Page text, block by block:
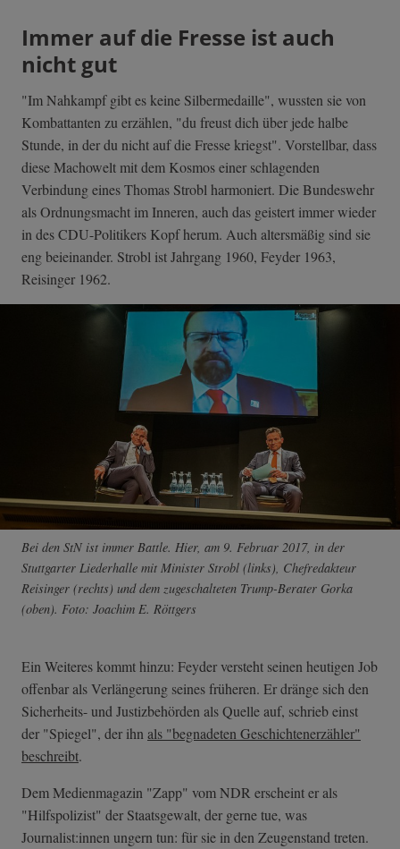
Immer auf die Fresse ist auch
nicht gut
"Im Nahkampf gibt es keine Silbermedaille", wussten sie von
Kombattanten zu erzählen, "du freust dich über jede halbe
Stunde, in der du nicht auf die Fresse kriegst". Vorstellbar, dass
diese Machowelt mit dem Kosmos einer schlagenden
Verbindung eines Thomas Strobl harmoniert. Die Bundeswehr
als Ordnungsmacht im Inneren, auch das geistert immer wieder
in des CDU-Politikers Kopf herum. Auch altersmäßig sind sie
eng beieinander. Strobl ist Jahrgang 1960, Feyder 1963,
Reisinger 1962.
Bei den StN ist immer Battle. Hier, am 9. Februar 2017, in der
Stuttgarter Liederhalle mit Minister Strobl (links), Chefredakteur
Reisinger (rechts) und dem zugeschalteten Trump-Berater Gorka
(oben). Foto: Joachim E. Röttgers
Ein Weiteres kommt hinzu: Feyder versteht seinen heutigen Job
offenbar als Verlängerung seines früheren. Er dränge sich den
Sicherheits- und Justizbehörden als Quelle auf, schrieb einst
der "Spiegel", der ihnals "begnadeten Geschichtenerzähler"
beschreibt.
Dem Medienmagazin "Zapp" vom NDR erscheint er als
"Hilfspolizist" der Staatsgewalt, der gerne tue, was
Journalist:innen ungern tun: für sie in den Zeugenstand treten.